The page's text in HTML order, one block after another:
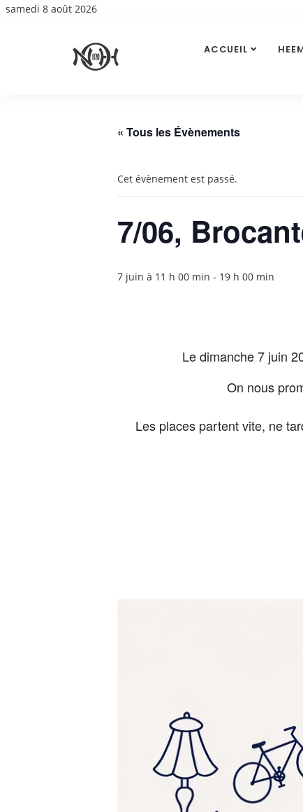
samedi 8 août 2026
ACCUEIL
« Tous les Évènements
Cet évènement est passé.
7/06,
7 juin à 11 h 00 min - 19 h 00 min
Le dimanche 7 juin
On nous
Les places partent vite, ne